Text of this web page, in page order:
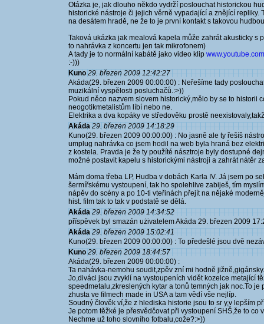
Otázka je, jak dlouho někdo vydrží poslouchat historickou
historické nástroje či jejich věrně vypadající a znějící repliky.
na desátem hradě, ne že to je první kontakt s takovou
Taková ukázka jak mealová kapela může zahrát akusticky s
to nahrávka z koncertu jen tak mikrofonem)
A tady je to normální kabátě jako video klip
:-)))
Kuno 29. březen 2009 12:42:27
Akáda(29. březen 2009 00:00:00) : Neřešíme tady
muzikální vyspělosti posluchačů.:>))
Pokud něco nazvem slovem historický,mělo by se to historii
neogotikmetalistům líbí nebo ne.
Elektrika a dva kopáky ve středověku prostě
Akáda 29. březen 2009 14:18:29
Kuno(29. březen 2009 00:00:00) : No jasně ale ty řešíš
umplug nahrávka co jsem hodil na web byla hraná bez
z kostela. Pravda je že ty použíté násztroje byly dostupné
možné postavit kapelu s historickými nástroji a zahrát nátěr
Mám doma třeba LP, Hudba v dobách Karla IV. Já jsem po
šermířskému vystoupení, tak ho spolehlive zabiješ, tím
nápěv do scény a po 10-ti vteřinách přejít na nějaké
hist. film tak to tak v podstatě se dělá.
Akáda 29. březen 2009 14:34:52
příspěvek byl smazán użivatelem Akáda 29. březen 2009
Akáda 29. březen 2009 15:02:41
Kuno(29. březen 2009 00:00:00) : To předešlé jsou dvě
Kuno 29. březen 2009 18:44:57
Akáda(29. březen 2009 00:00:00) :
Ta nahávka-nemohu soudit,zpěv zní mi hodně
Jo,diváci jsou zvyklí na vystoupeních vidět kozelce metající
speedmetalu,zkreslených kytar a tonů temných jak noc.To
zhusta ve filmech made in USA a tam vědí vše nejlíp.
Soudný člověk ví,že z hlediska historie jsou to sr y,v lepším
Je potom těžké je přesvědčovat při vystoupení SHŠ,že to co
Nechme už toho slovního fotbalu,cože?:>))